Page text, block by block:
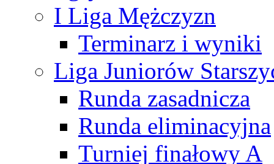
I Liga Mężczyzn
Terminarz i wyniki
Liga Juniorów
Runda zasadnicza
Runda eliminacyjna
Turniej finałowy A